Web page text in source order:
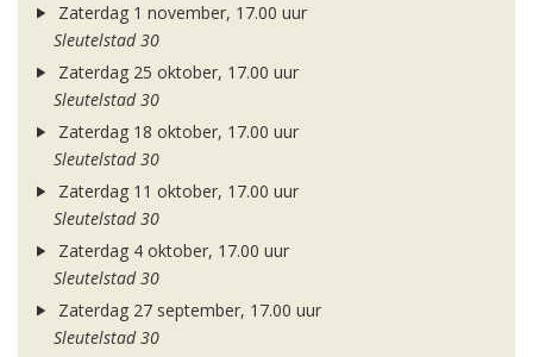
Zaterdag 1 november, 17.00 uur
Sleutelstad 30
Zaterdag 25 oktober, 17.00 uur
Sleutelstad 30
Zaterdag 18 oktober, 17.00 uur
Sleutelstad 30
Zaterdag 11 oktober, 17.00 uur
Sleutelstad 30
Zaterdag 4 oktober, 17.00 uur
Sleutelstad 30
Zaterdag 27 september, 17.00 uur
Sleutelstad 30